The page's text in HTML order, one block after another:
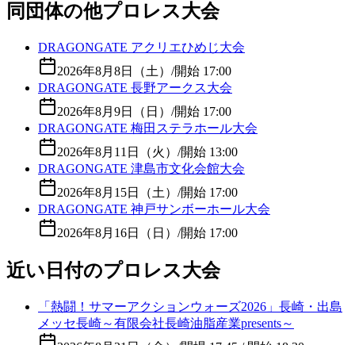
同団体の他プロレス大会
DRAGONGATE アクリエひめじ大会
2026年8月8日（土） /開始 17:00
DRAGONGATE 長野アークス大会
2026年8月9日（日） /開始 17:00
DRAGONGATE 梅田ステラホール大会
2026年8月11日（火） /開始 13:00
DRAGONGATE 津島市文化会館大会
2026年8月15日（土） /開始 17:00
DRAGONGATE 神戸サンボーホール大会
2026年8月16日（日） /開始 17:00
近い日付のプロレス大会
「熱闘！サマーアクションウォーズ2026」長崎・出島
メッセ長崎～有限会社長崎油脂産業presents～